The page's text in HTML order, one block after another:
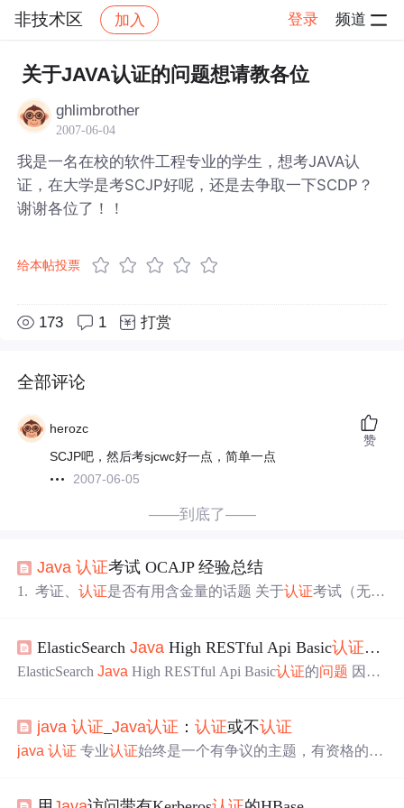
非技术区 加入 登录 频道
社区 非技术区 帖子详情
关于JAVA认证的问题想请教各位
ghlimbrother
2007-06-04
我是一名在校的软件工程专业的学生，想考JAVA认
证，在大学是考SCJP好呢，还是去争取一下SCDP？
谢谢各位了！！
给本帖投票
173 1 打赏
全部评论
herozc
SCJP吧，然后考sjcwc好一点，简单一点
2007-06-05
赞
——到底了——
Java 认证考试 OCAJP 经验总结
1. 考证、认证 是否有用含金量的话题 关于认证考试（无论
学一样年薪百万。认证这种东西需要的时候即有用，不需
要的时候就没用。有，并没有什么坏处。说实话个人感觉
的，手里有些零花钱的可以考虑下，...
ElasticSearchJava High RESTful Api Basic认证的
ElasticSearchJava High RESTful Api Basic认证的问题 因公
式是不行的。需要使用认证 的方式进行访问。 Elasticsearch
的api非常的丰富。如：curl、python、java（多种）。下面
java 认证 _Java认证 ：认证或不认证
java 认证 专业认证始终是一个有争议的主题，有资格的人